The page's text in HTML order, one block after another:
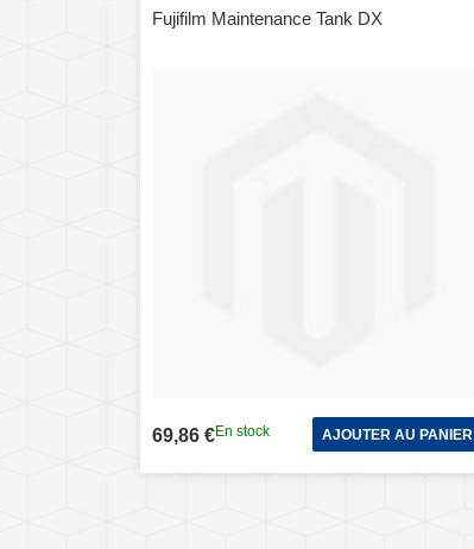
Fujifilm Maintenance Tank DX
69,86 €En stock AJOUTER AU PANIER